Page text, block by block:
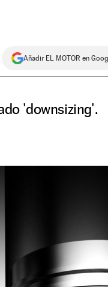
Añadir EL MOTOR en
'downsizing'.